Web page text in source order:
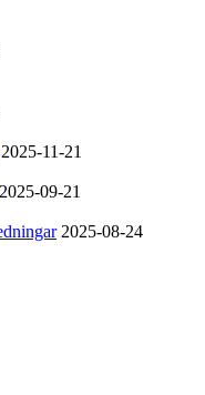
2025-11-21
2025-09-21
2025-08-24